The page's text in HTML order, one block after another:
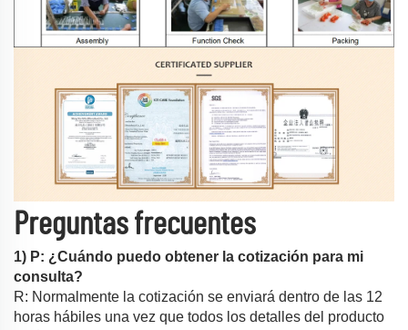
Preguntas frecuentes
1) P: ¿Cuándo puedo obtener la cotización para mi
consulta?
R: Normalmente la cotización se enviará dentro de las 12
horas hábiles una vez que todos los detalles del producto